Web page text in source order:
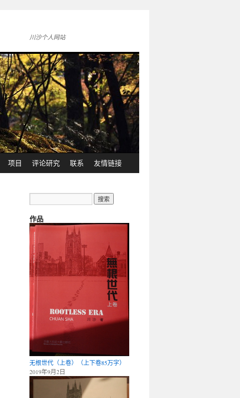
川沙个人网站
项目 评论研究 联系 友情链接
作品
无根世代（上卷）（上下卷85万字）
2019年9月2日